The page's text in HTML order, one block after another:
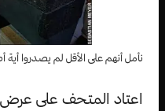
نأمل أنهم على الأقل لم يصدروا أية
اعتاد المتحف على عرض